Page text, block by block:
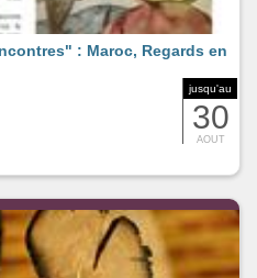
jusqu'au
30
AOUT
: Maroc, Regards en